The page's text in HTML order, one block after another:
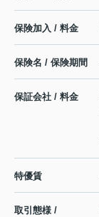
保険加入 / 料金
保険名 / 保険期間
保証会社 / 料金
特優賃
取引態様 /